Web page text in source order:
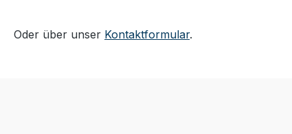
Oder über unser Kontaktformular.